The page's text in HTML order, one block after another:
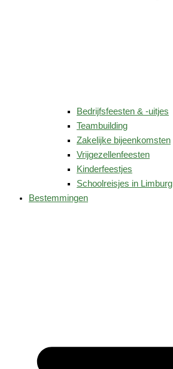
Bedrijfsfeesten & -uitjes
Teambuilding
Zakelijke bijeenkomsten
Vrijgezellenfeesten
Kinderfeestjes
Schoolreisjes in Limburg
Bestemmingen